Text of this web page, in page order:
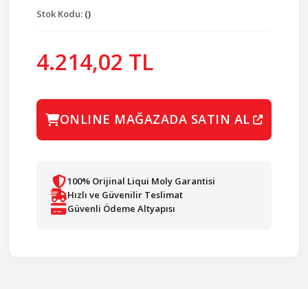
Stok Kodu: ()
4.214,02 TL
ONLINE MAĞAZADA SATIN AL
100% Orijinal Liqui Moly Garantisi
Hızlı ve Güvenilir Teslimat
Güvenli Ödeme Altyapısı